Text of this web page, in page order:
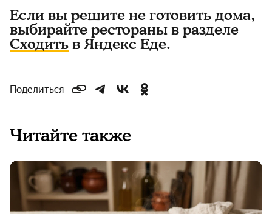
Если вы решите не готовить дома,
выбирайте рестораны в разделе
Сходитьв Яндекс Еде.
Поделиться
Читайте также